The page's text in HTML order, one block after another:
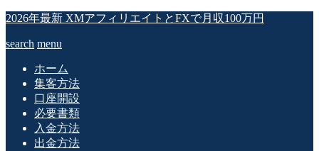
2026年最新 XMアフィリエイトとFXで月収100万円
search menu
ホーム
集客方法
口座開設
必要書類
入金方法
出金方法